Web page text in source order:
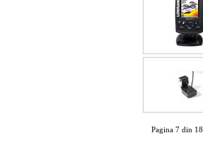
Pagina 7 din 18